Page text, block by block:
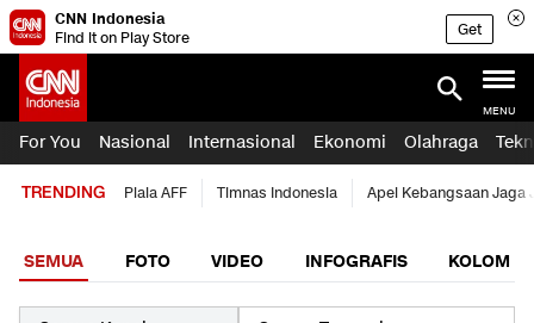
CNN Indonesia
Find it on Play Store
Get
MENU
For You Nasional Internasional Ekonomi Olahraga
TRENDING Piala AFF Timnas Indonesia Apel Kebangsaan Jaga
SEMUA FOTO VIDEO INFOGRAFIS KOLOM